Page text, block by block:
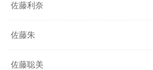
佐藤利奈
佐藤朱
佐藤聡美